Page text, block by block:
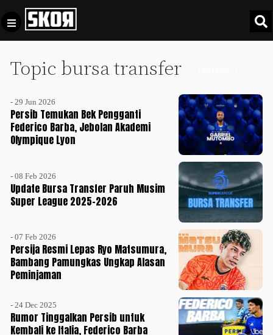
Topic bursa transfer
- 29 Jun 2026
Persib Temukan Bek Pengganti
Federico Barba, Jebolan Akademi
Olympique Lyon
- 08 Feb 2026
Update Bursa Transfer Paruh Musim
Super League 2025-2026
- 07 Feb 2026
Persija Resmi Lepas Ryo Matsumura,
Bambang Pamungkas Ungkap Alasan
Peminjaman
- 24 Dec 2025
Rumor Tinggalkan Persib untuk
Kembali ke Italia, Federico Barba
Football +
Culture +
Sports
Timnas
Indonesia
SPECIAL
Video
Privacy
Pedoman
Pemberitaan
Media
Disclaimer
Tentang